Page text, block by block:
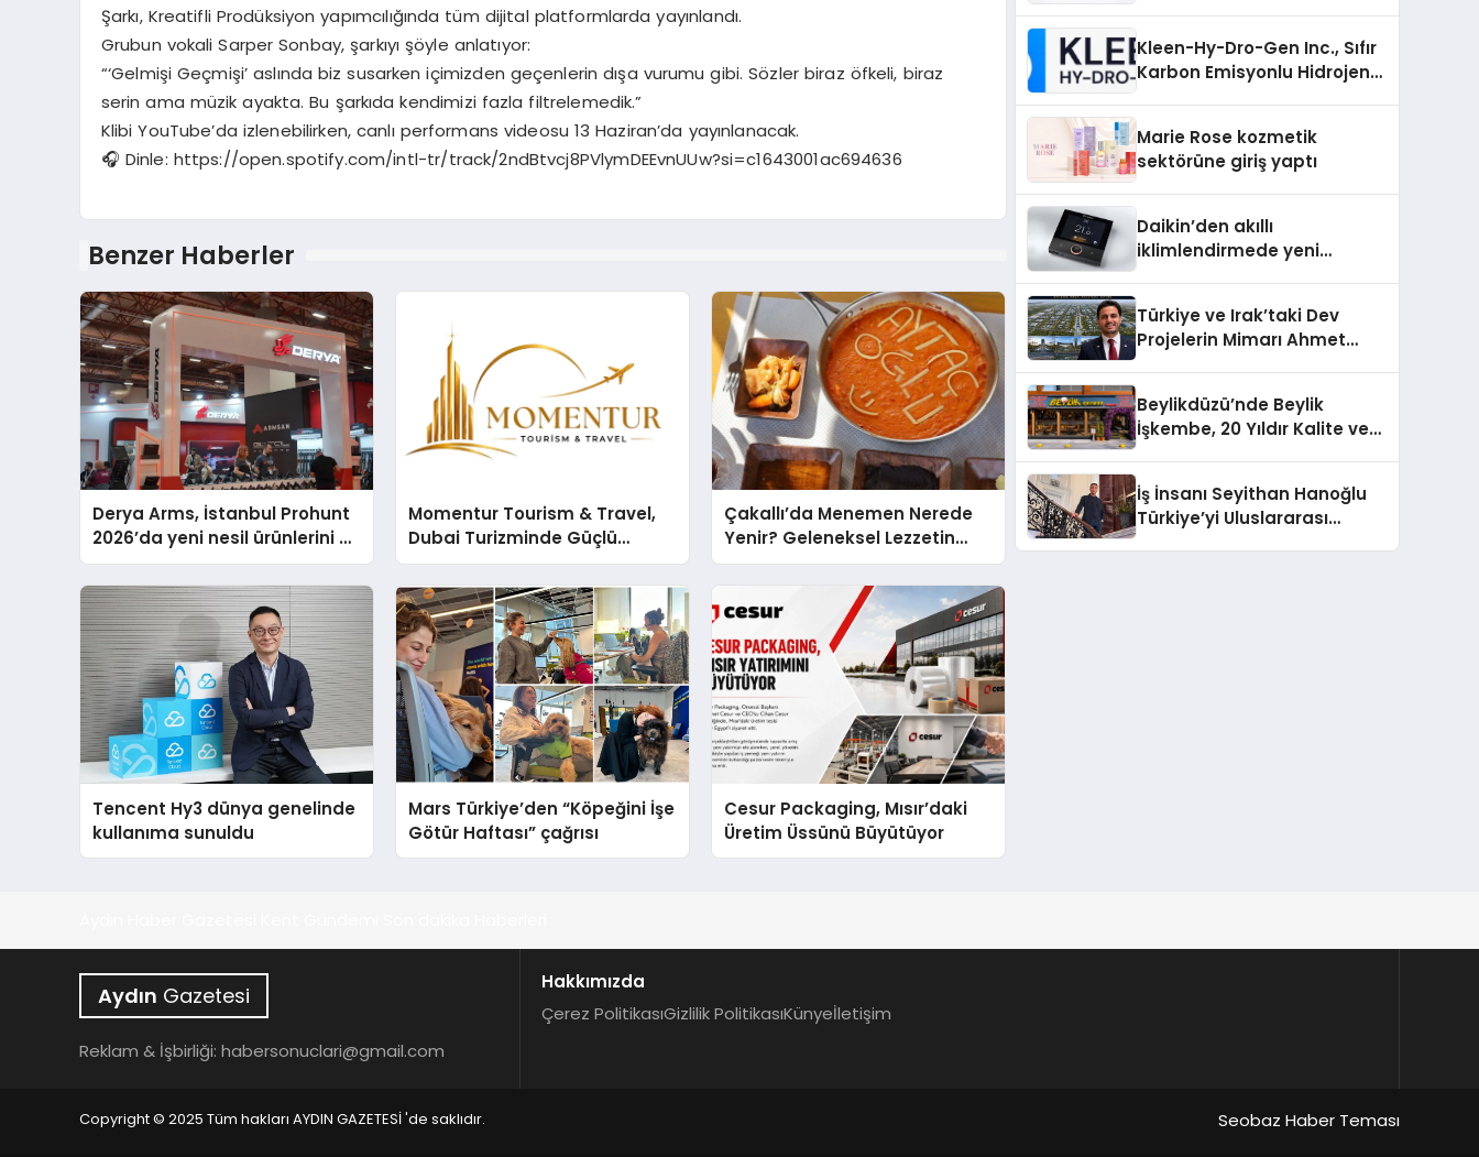
Şarkı, Kreatifli Prodüksiyon yapımcılığında tüm dijital platformlarda yayınlandı.
Grubun vokali Sarper Sonbay, şarkıyı şöyle anlatıyor:
“‘Gelmişi Geçmişi’ aslında biz susarken içimizden geçenlerin dışa vurumu gibi. Sözler biraz öfkeli, biraz
serin ama müzik ayakta. Bu şarkıda kendimizi fazla filtrelemedik.”
Klibi YouTube’da izlenebilirken, canlı performans videosu 13 Haziran’da yayınlanacak.
🎧 Dinle: https://open.spotify.com/intl-tr/track/2ndBtvcj8PVlymDEEvnUUw?si=c1643001ac694636
Benzer Haberler
Derya Arms, İstanbul Prohunt
2026’da yeni nesil ürünlerini ve
global marka vizyonunu
sergiledi
Momentur Tourism & Travel,
Dubai Turizminde Güçlü
Operasyon Ağıyla Fark
Yaratıyor
Çakallı’da Menemen Nerede
Yenir? Geleneksel Lezzetin
Adresi
Tencent Hy3 dünya genelinde
kullanıma sunuldu
Mars Türkiye’den “Köpeğini İşe
Götür Haftası” çağrısı
Cesur Packaging, Mısır’daki
Üretim Üssünü Büyütüyor
Kleen-Hy-Dro-Gen Inc., Sıfır
Karbon Emisyonlu Hidrojen
Aldı
Marie Rose kozmetik
sektörüne giriş yaptı
Daikin’den akıllı
iklimlendirmede yeni
Türkiye ve Irak’taki Dev
Projelerin Mimarı Ahmet
Holding Industrial City”
Projesini Hayata Geçirecek
Beylikdüzü’nde Beylik
İşkembe, 20 Yıldır Kalite ve
İş İnsanı Seyithan Hanoğlu
Türkiye’yi Uluslararası
Aydın Gazetesi
Reklam & İşbirliği: habersonuclari@gmail.com
Hakkımızda
Çerez PolitikasıGizlilik PolitikasıKünyeİletişim
Copyright © 2025 Tüm hakları AYDIN GAZETESİ 'de saklıdır. Seobaz Haber Teması